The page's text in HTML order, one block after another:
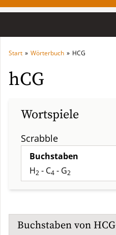
Start » Wörterbuch » HCG
hCG
Wortspiele
Scrabble
Buchstaben
H2 - C4 - G2
Buchstaben von HCG